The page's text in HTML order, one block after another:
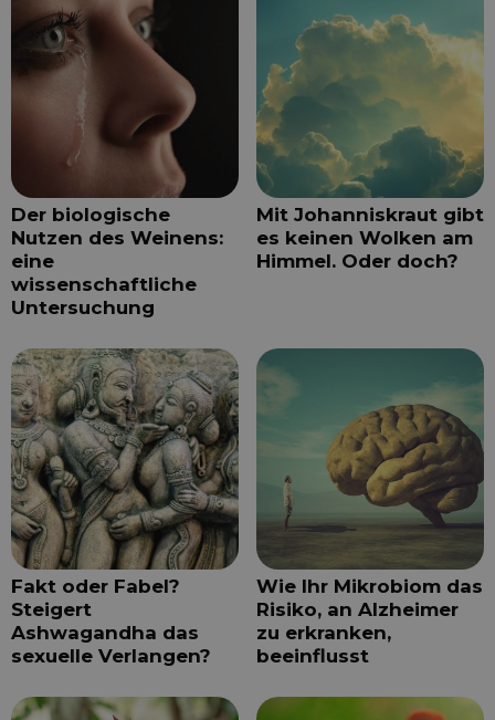
Der biologische
Nutzen des Weinens:
eine
wissenschaftliche
Untersuchung
Mit Johanniskraut gibt
es keinen Wolken am
Himmel. Oder doch?
Fakt oder Fabel?
Steigert
Ashwagandha das
sexuelle Verlangen?
Wie Ihr Mikrobiom das
Risiko, an Alzheimer
zu erkranken,
beeinflusst